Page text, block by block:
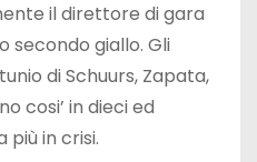
il direttore di gara
secondo giallo. Gli
di Schuurs, Zapata,
cosi’ in dieci ed
più in crisi.